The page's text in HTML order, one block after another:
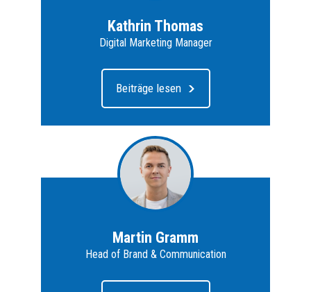
Kathrin Thomas
Digital Marketing Manager
Beiträge lesen
Martin Gramm
Head of Brand & Communication